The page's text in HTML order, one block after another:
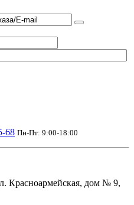
68 Пн-Пт: 9:00-18:00
Красноармейская, дом № 9,